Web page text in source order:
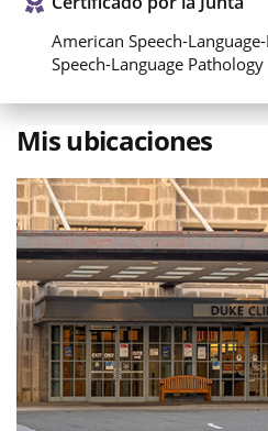
American Speech-
Speech-Language Pathology
Mis ubicaciones